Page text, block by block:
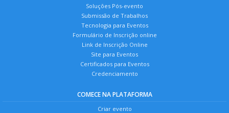
Soluções Pós-evento
Submissão de Trabalhos
Tecnologia para Eventos
Formulário de Inscrição online
Link de Inscrição Online
Site para Eventos
Certificados para Eventos
Credenciamento
COMECE NA PLATAFORMA
Criar evento